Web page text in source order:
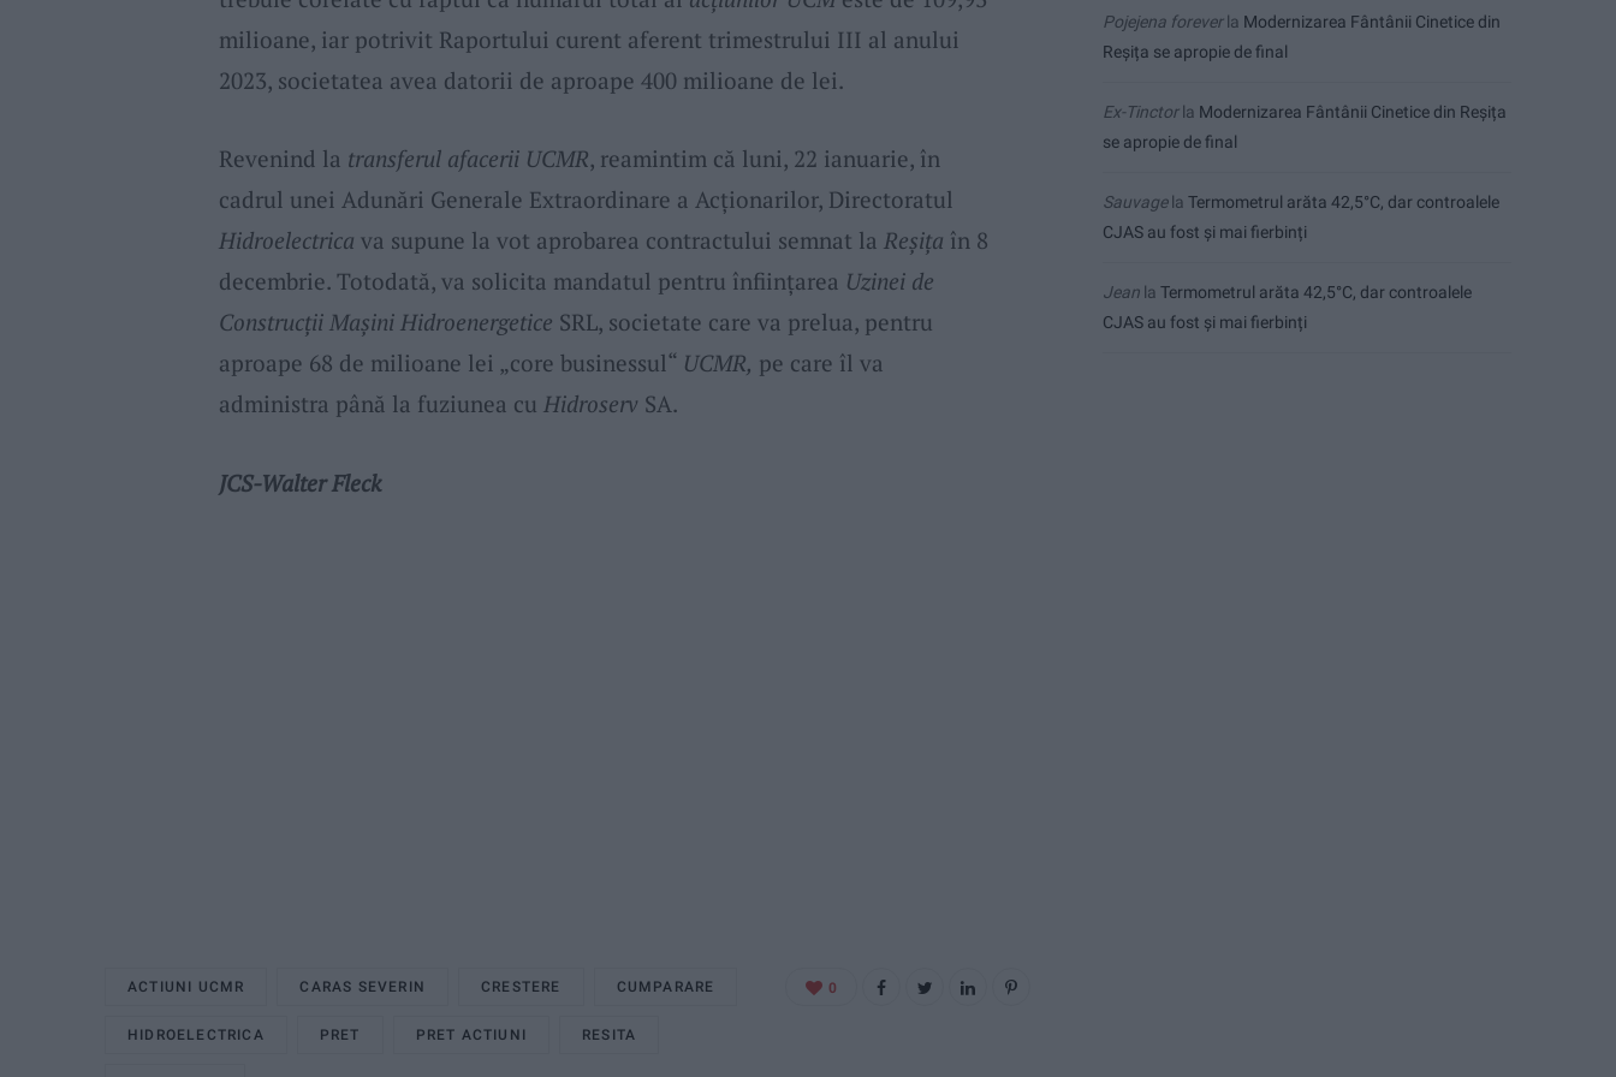
milioane, iar potrivit Raportului curent aferent trimestrului III al anului
2023, societatea avea datorii de aproape 400 milioane de lei.
Revenind la transferul afacerii UCMR, reamintim că luni, 22 ianuarie, în
cadrul unei Adunări Generale Extraordinare a Acţionarilor, Directoratul
Hidroelectrica va supune la vot aprobarea contractului semnat la Reşiţa în 8
decembrie. Totodată, va solicita mandatul pentru înfiinţarea Uzinei de
Construcţii Maşini Hidroenergetice SRL, societate care va prelua, pentru
aproape 68 de milioane lei „core businessul“ UCMR, pe care îl va
administra până la fuziunea cu Hidroserv SA.
JCS-Walter Fleck
ACTIUNI UCMR CARAS SEVERIN CRESTERE CUMPARARE
HIDROELECTRICA PRET PRET ACTIUNI RESITA
0
Pojejena foreverla Modernizarea Fântânii Cinetice din
Reșița se apropie de final
Ex-Tinctorla Modernizarea Fântânii Cinetice din Reșița
se apropie de final
Sauvagela Termometrul arăta 42,5°C, dar controalele
CJAS au fost și mai fierbinți
Jean la Termometrul arăta 42,5°C, dar controalele
CJAS au fost și mai fierbinți